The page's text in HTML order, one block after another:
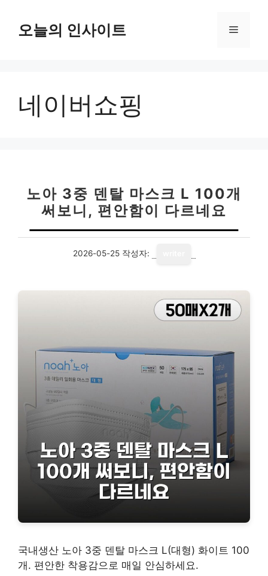
오늘의 인사이트 메
네이버쇼핑
노아 3중 덴탈 마스크 L 100개
써보니, 편안함이 다르네요
2026-05-25 작성자:
국내생산 노아 3중 덴탈 마스크 L(대형) 화이트 100
개. 편안한 착용감으로 매일 안심하세요.